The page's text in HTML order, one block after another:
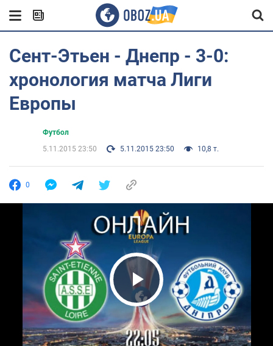
Сент-Этьен - Днепр - 3-0:
хронология матча Лиги
Европы
Футбол
5.11.2015 23:50
5.11.2015 23:50 10,8 т.
0
Play Video